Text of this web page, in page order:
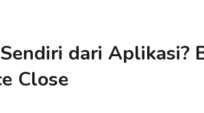
dari Aplikasi?
Close